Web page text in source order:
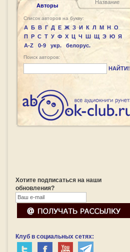
Авторы
Название
Список авторов на букву:
А Б В Г Д Е Ж З И К Л М Н О
П Р С Т У Ф Х Ц Ч Ш Щ Э Ю Я
A-Z
0-9 укр. белорус.
Поиск авторов:
НАЙТИ!
Хотите подписаться на наши
обновления?
Клуб в социальных сетях: